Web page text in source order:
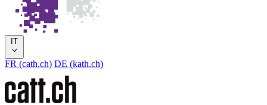
IT
FR (cath.ch) DE (kath.ch)